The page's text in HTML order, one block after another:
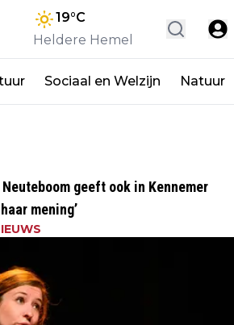
19°C
Heldere Hemel
Sociaal en Welzijn Natuur
geeft ook in Kennemer
mening’